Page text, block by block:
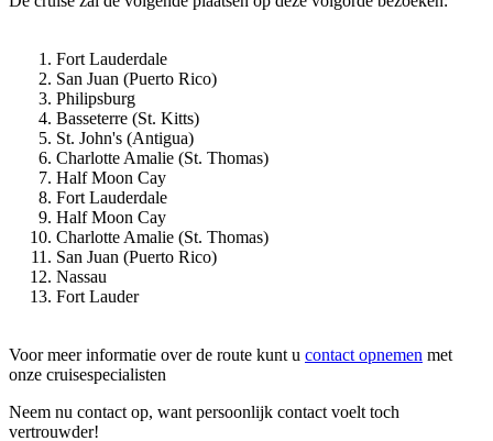
Fort Lauderdale
San Juan (Puerto Rico)
Philipsburg
Basseterre (St. Kitts)
St. John's (Antigua)
Charlotte Amalie (St. Thomas)
Half Moon Cay
Fort Lauderdale
Half Moon Cay
Charlotte Amalie (St. Thomas)
San Juan (Puerto Rico)
Nassau
Fort Lauder
Voor meer informatie over de route kunt u contact opnemen met
onze cruisespecialisten
Neem nu contact op, want persoonlijk contact voelt toch
vertrouwder!